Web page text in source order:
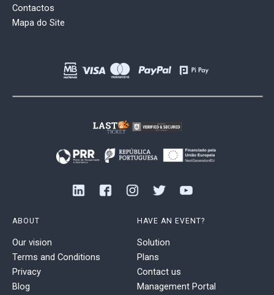
Contactos
Mapa do Site
ABOUT
Our vision
Terms and Conditions
Privacy
Blog
HAVE AN EVENT?
Solution
Plans
Contact us
Management Portal